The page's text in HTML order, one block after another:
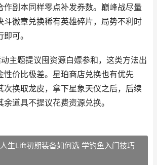
作副本同样零点补发券数。巅峰战尽量
斗徽章兑换稀有英雄碎片，局势不利时
可。
主题提议囤资源白嫖参和，这类方法出
性价比极差。星珀商店兑换也有优先
次换取龙皮，拿下星象天仪之后，后续
道具不提议花费资源兑换。
生Lift初期装备如何选 学钓鱼入门技巧